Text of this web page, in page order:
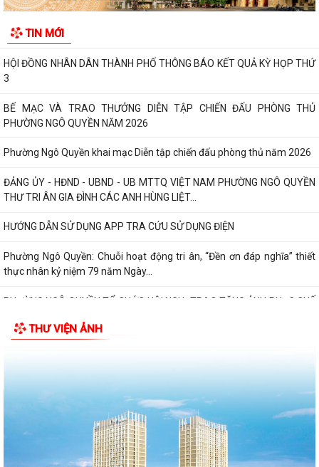
TIN MỚI
HỌP THỨ 4
HỘI ĐỒNG NHÂN DÂN THÀNH PHỐ THÔNG BÁO KẾT QUẢ KỲ HỌP THỨ
3
BẾ MẠC VÀ TRAO THƯỞNG DIỄN TẬP CHIẾN ĐẤU PHÒNG THỦ
PHƯỜNG NGÔ QUYỀN NĂM 2026
Phường Ngô Quyền khai mạc Diễn tập chiến đấu phòng thủ năm 2026
ĐẢNG ỦY - HĐND - UBND - UB MTTQ VIỆT NAM PHƯỜNG NGÔ QUYỀN
THƯ TRI ÂN GIA ĐÌNH CÁC ANH HÙNG LIỆT...
HƯỚNG DẪN SỬ DỤNG APP TRA CỨU SỬ DỤNG ĐIỆN
Phường Ngô Quyền: Chuỗi hoạt động tri ân, “Đền ơn đáp nghĩa” thiết
thực nhân kỷ niệm 79 năm Ngày...
PHƯỜNG NGÔ QUYỀN TỔ CHỨC HỘI NGHỊ TRAO TẶNG ẢNH PHỤC CHẾ
PHƯỜNG NGÔ QUYỀN THĂM HỎI, TẶNG QUÀ GIA ĐÌNH CHÍNH SÁCH,
NGƯỜI CÓ CÔNG NHÂN DỊP 27/7
PHƯỜNG NGÔ QUYỀN VIẾNG NGHĨA TRANG LIỆT SĨ NHÂN KỶ NIỆM 79
NĂM NGÀY THƯƠNG BINH LIỆT SĨ 27/7
THƯ VIỆN ẢNH